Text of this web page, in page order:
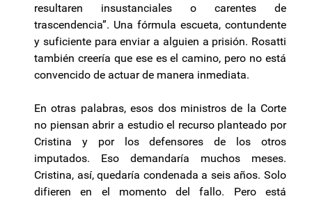
resultaren insustanciales o carentes de
trascendencia”. Una fórmula escueta, contundente
y suficiente para enviar a alguien a prisión. Rosatti
también creería que ese es el camino, pero no está
convencido de actuar de manera inmediata.
En otras palabras, esos dos ministros de la Corte
no piensan abrir a estudio el recurso planteado por
Cristina y por los defensores de los otros
imputados. Eso demandaría muchos meses.
Cristina, así, quedaría condenada a seis años. Solo
difieren en el momento del fallo. Pero está